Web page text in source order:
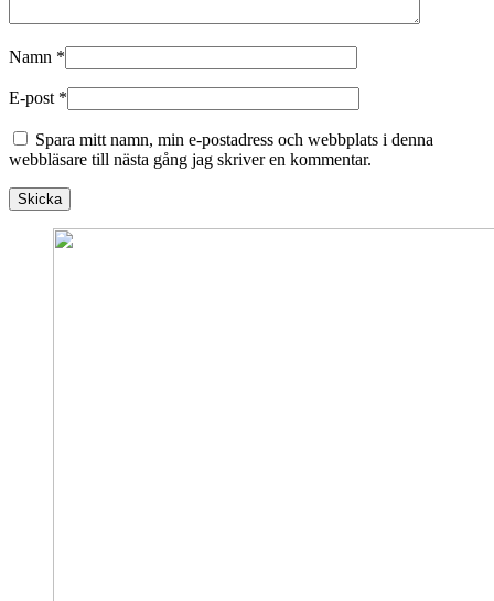
Namn *
E-post *
Spara mitt namn, min e-postadress och webbplats i denna
webbläsare till nästa gång jag skriver en kommentar.